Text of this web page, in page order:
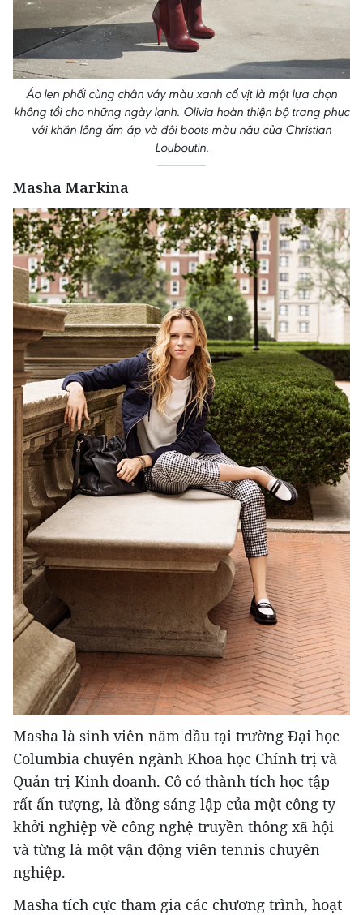
Áo len phối cùng chân váy màu xanh cổ vịt là một lựa chọn
không tồi cho những ngày lạnh. Olivia hoàn thiện bộ trang phục
với khăn lông ấm áp và đôi boots màu nâu của Christian
Louboutin.
Masha Markina
Masha là sinh viên năm đầu tại trường Đại học
Columbia chuyên ngành Khoa học Chính trị và
Quản trị Kinh doanh. Cô có thành tích học tập
rất ấn tượng, là đồng sáng lập của một công ty
khởi nghiệp về công nghệ truyền thông xã hội
và từng là một vận động viên tennis chuyên
nghiệp.
Masha tích cực tham gia các chương trình, hoạt